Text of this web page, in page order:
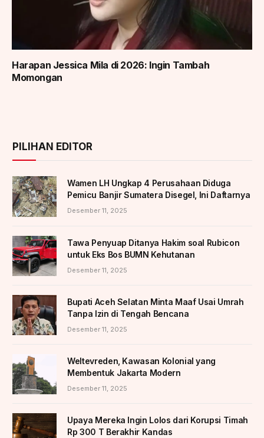
Harapan Jessica Mila di 2026: Ingin Tambah
Momongan
PILIHAN EDITOR
Wamen LH Ungkap 4 Perusahaan Diduga
Pemicu Banjir Sumatera Disegel, Ini Daftarnya
Desember 11, 2025
Tawa Penyuap Ditanya Hakim soal Rubicon
untuk Eks Bos BUMN Kehutanan
Desember 11, 2025
Bupati Aceh Selatan Minta Maaf Usai Umrah
Tanpa Izin di Tengah Bencana
Desember 11, 2025
Weltevreden, Kawasan Kolonial yang
Membentuk Jakarta Modern
Desember 11, 2025
Upaya Mereka Ingin Lolos dari Korupsi Timah
Rp 300 T Berakhir Kandas